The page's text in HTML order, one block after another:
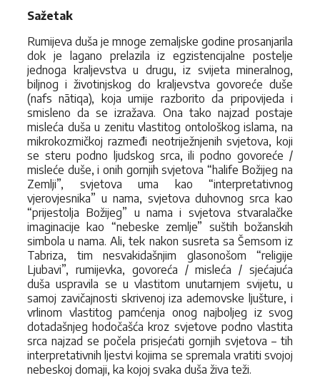
Sažetak
Rumijeva duša je mnoge zemaljske godine prosanjarila
dok je lagano prelazila iz egzistencijalne postelje
jednoga kraljevstva u drugu, iz svijeta mineralnog,
biljnog i životinjskog do kraljevstva govoreće duše
(nafs nātiqa), koja umije razborito da pripovijeda i
smisleno da se izražava. Ona tako najzad postaje
misleća duša u zenitu vlastitog ontološkog islama, na
mikrokozmičkoj razmeđi neotriježnjenih svjetova, koji
se steru podno ljudskog srca, ili podno govoreće /
misleće duše, i onih gornjih svjetova “halife Božijeg na
Zemlji”, svjetova uma kao “interpretativnog
vjerovjesnika” u nama, svjetova duhovnog srca kao
“prijestolja Božijeg” u nama i svjetova stvaralačke
imaginacije kao “nebeske zemlje” suštih božanskih
simbola u nama. Ali, tek nakon susreta sa Šemsom iz
Tabriza, tim nesvakidašnjim glasonošom “religije
Ljubavi”, rumijevka, govoreća / misleća / sjećajuća
duša uspravila se u vlastitom unutarnjem svijetu, u
samoj zavičajnosti skrivenoj iza ademovske ljušture, i
vrlinom vlastitog pamćenja onog najboljeg iz svog
dotadašnjeg hodočašća kroz svjetove podno vlastita
srca najzad se počela prisjećati gornjih svjetova – tih
interpretativnih ljestvi kojima se spremala vratiti svojoj
nebeskoj domaji, ka kojoj svaka duša živa teži.